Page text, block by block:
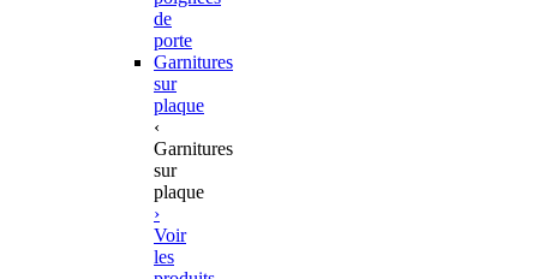
de
porte
Garnitures
sur
plaque
‹
Garnitures
sur
plaque
›
Voir
les